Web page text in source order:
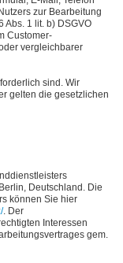
zur Bearbeitung
Abs. 1 lit. b) DSGVO
Customer-
vergleichbarer
sind. Wir
gelten die gesetzlichen
Deutschland. Die
können Sie hier
. Der
Interessen
gem.